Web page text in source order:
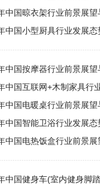
中国晾衣架行业前景展
中国小型厨具行业发展
中国按摩器行业前景展
中国互联网+木制家具行
中国电暖桌行业前景展
中国智能卫浴行业发展
中国电热饭盒行业前景
中国健身车(室内健身脚